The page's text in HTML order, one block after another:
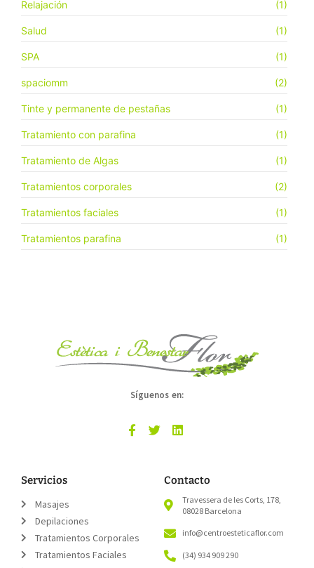
Relajación (1)
Salud (1)
SPA (1)
spaciomm (2)
Tinte y permanente de pestañas (1)
Tratamiento con parafina (1)
Tratamiento de Algas (1)
Tratamientos corporales (2)
Tratamientos faciales (1)
Tratamientos parafina (1)
Síguenos en:
Servicios
Masajes
Depilaciones
Tratamientos Corporales
Tratamientos Faciales
Contacto
Travessera de les Corts, 178,
08028 Barcelona
info@centroesteticaflor.com
(34) 934 909 290